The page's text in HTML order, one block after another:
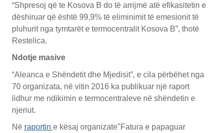
“Shpresoj që te Kosova B do të arrijmë atë efikasitetin e
dëshiruar që është 99,9% të eliminimit të emesionit të
pluhurit nga tymtarët e termocentralit Kosova B”, thotë
Restelica.
Ndotje masive
“Aleanca e Shëndetit dhe Mjedisit”, e cila përbëhet nga
70 organizata, në vitin 2016 ka publikuar një raport
lidhur me ndikimin e termocentraleve në shëndetin e
njeriut.
Në raportin e kësaj organizate"Fatura e papaguar